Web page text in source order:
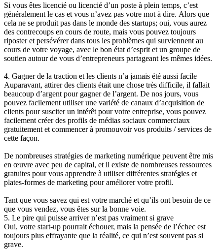
Si vous êtes licencié ou licencié d’un poste à plein temps, c’est
généralement le cas et vous n’avez pas votre mot à dire. Alors que
cela ne se produit pas dans le monde des startups; oui, vous aurez
des contrecoups en cours de route, mais vous pouvez toujours
riposter et persévérer dans tous les problèmes qui surviennent au
cours de votre voyage, avec le bon état d’esprit et un groupe de
soutien autour de vous d’entrepreneurs partageant les mêmes idées.
4. Gagner de la traction et les clients n’a jamais été aussi facile
Auparavant, attirer des clients était une chose très difficile, il fallait
beaucoup d’argent pour gagner de l’argent. De nos jours, vous
pouvez facilement utiliser une variété de canaux d’acquisition de
clients pour susciter un intérêt pour votre entreprise, vous pouvez
facilement créer des profils de médias sociaux commerciaux
gratuitement et commencer à promouvoir vos produits / services de
cette façon.
De nombreuses stratégies de marketing numérique peuvent être mis
en œuvre avec peu de capital, et il existe de nombreuses ressources
gratuites pour vous apprendre à utiliser différentes stratégies et
plates-formes de marketing pour améliorer votre profil.
Tant que vous savez qui est votre marché et qu’ils ont besoin de ce
que vous vendez, vous êtes sur la bonne voie.
5. Le pire qui puisse arriver n’est pas vraiment si grave
Oui, votre start-up pourrait échouer, mais la pensée de l’échec est
toujours plus effrayante que la réalité, ce qui n’est souvent pas si
grave.